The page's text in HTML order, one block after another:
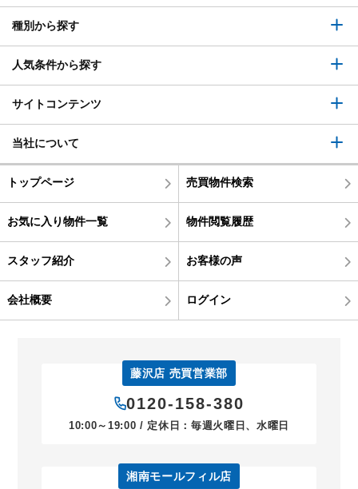
種別から探す
人気条件から探す
サイトコンテンツ
当社について
トップページ 売買物件検索
お気に入り物件一覧 物件閲覧履歴
スタッフ紹介 お客様の声
会社概要 ログイン
藤沢店 売買営業部
0120-158-380
10:00～19:00 / 定休日：毎週火曜日、水曜日
湘南モールフィル店